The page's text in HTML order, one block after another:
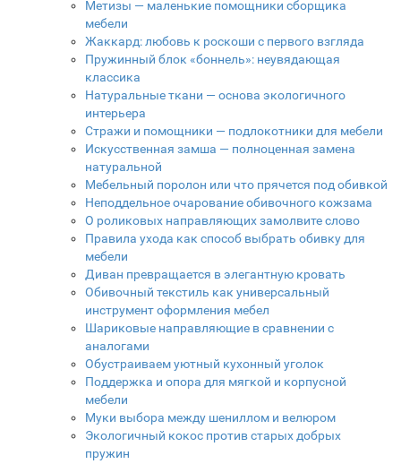
Метизы — маленькие помощники сборщика
мебели
Жаккард: любовь к роскоши с первого взгляда
Пружинный блок «боннель»: неувядающая
классика
Натуральные ткани — основа экологичного
интерьера
Стражи и помощники — подлокотники для мебели
Искусственная замша — полноценная замена
натуральной
Мебельный поролон или что прячется под обивкой
Неподдельное очарование обивочного кожзама
О роликовых направляющих замолвите слово
Правила ухода как способ выбрать обивку для
мебели
Диван превращается в элегантную кровать
Обивочный текстиль как универсальный
инструмент оформления мебел
Шариковые направляющие в сравнении с
аналогами
Обустраиваем уютный кухонный уголок
Поддержка и опора для мягкой и корпусной
мебели
Муки выбора между шениллом и велюром
Экологичный кокос против старых добрых
пружин